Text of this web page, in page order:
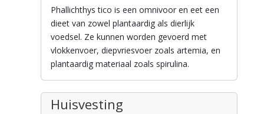
Phallichthys tico is een omnivoor en eet een
dieet van zowel plantaardig als dierlijk
voedsel. Ze kunnen worden gevoerd met
vlokkenvoer, diepvriesvoer zoals artemia, en
plantaardig materiaal zoals spirulina.
Huisvesting